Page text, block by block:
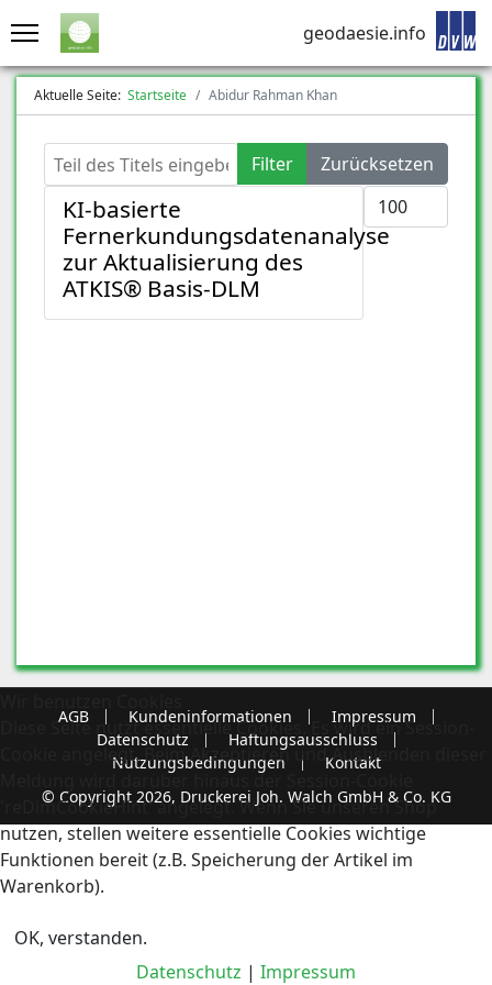
geodaesie.info
Aktuelle Seite: Startseite Abidur Rahman Khan
Teil des Titels eingeben Filter
Zurücksetzen
Anzeige #
KI-basierte
Fernerkundungsdatenanalyse
zur Aktualisierung des
ATKIS® Basis-DLM
AGB Kundeninformationen
Impressum
Datenschutz
Haftungsausschluss
Nutzungsbedingungen
Kontakt
© Copyright 2026, Druckerei Joh. Walch GmbH & Co. KG
Diese Seite nutzt essentielle Cookies. Es wird ein Session-
Cookie angelegt. Beim Akzeptieren und Ausblenden dieser
Meldung wird darüber hinaus der Session-Cookie
'reDimCookieHint' angelegt. Wenn Sie unseren Shop
nutzen, stellen weitere essentielle Cookies wichtige
Funktionen bereit (z.B. Speicherung der Artikel im
Warenkorb).
OK, verstanden.
Datenschutz | Impressum